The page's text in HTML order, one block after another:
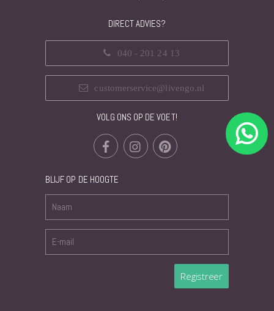
DIRECT ADVIES?
040 - 201 24 13
customerservice@livengo.nl
VOLG ONS OP DE VOET!
BLIJF OP DE HOOGTE
Registreer